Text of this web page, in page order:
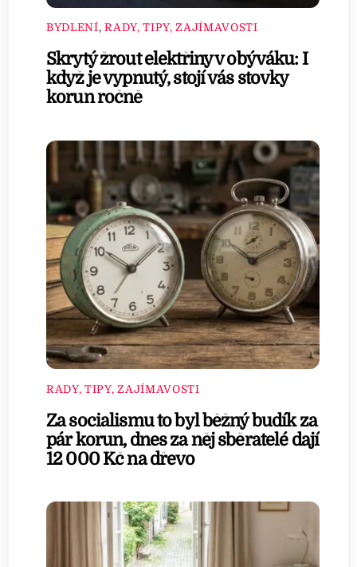
BYDLENÍ,RADY, TIPY, ZAJÍMAVOSTI
Skrytý žrout elektřiny v obýváku: I
když je vypnutý, stojí vás stovky
korun ročně
RADY, TIPY, ZAJÍMAVOSTI
Za socialismu to byl běžný budík za
pár korun, dnes za něj sběratelé dají
12 000 Kč na dřevo